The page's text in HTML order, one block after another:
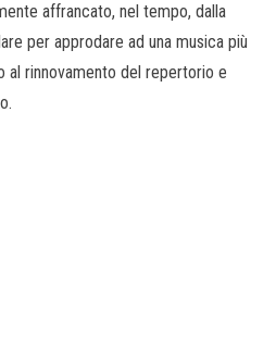
affrancato, nel tempo, dalla
per approdare ad una musica più
al rinnovamento del repertorio e